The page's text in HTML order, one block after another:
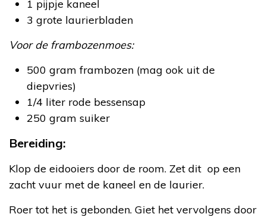
1 pijpje kaneel
3 grote laurierbladen
Voor de frambozenmoes:
500 gram frambozen (mag ook uit de
diepvries)
1/4 liter rode bessensap
250 gram suiker
Bereiding:
Klop de eidooiers door de room. Zet dit op een
zacht vuur met de kaneel en de laurier.
Roer tot het is gebonden. Giet het vervolgens door